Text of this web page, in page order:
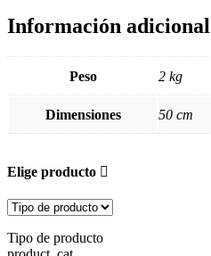
Información adicional
Peso 2 kg
Dimensiones 50 cm
Elige producto
Tipo de producto